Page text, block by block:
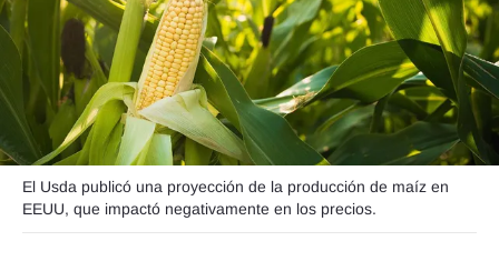
Mercados
Seguinos
El Usda publicó una proyección de la producción de maíz en
EEUU, que impactó negativamente en los precios.